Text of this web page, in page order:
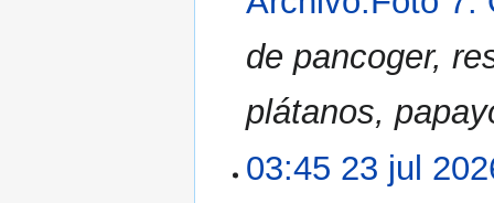
de pancoger,
plátanos,
03:45 23 jul